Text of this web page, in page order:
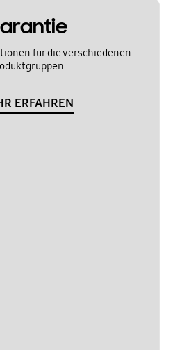
für die verschiedenen
ERFAHREN